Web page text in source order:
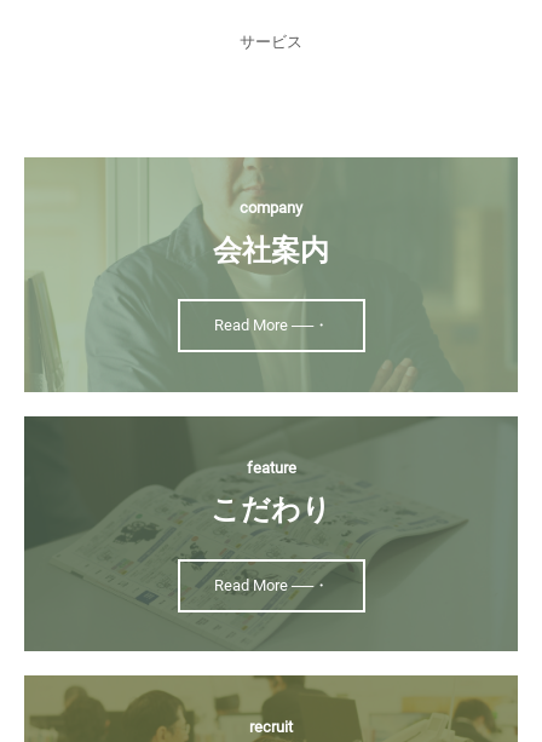
サービス
company
会社案内
Read More ──・
feature
こだわり
Read More ──・
recruit